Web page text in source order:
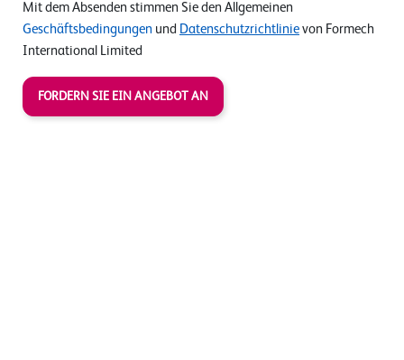
Mit dem Absenden stimmen Sie den Allgemeinen
Geschäftsbedingungen und Datenschutzrichtlinie von Formech
International Limited
FORDERN SIE EIN ANGEBOT AN